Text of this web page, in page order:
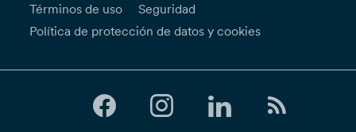
Términos de uso
Seguridad
Política de protección de datos y cookies